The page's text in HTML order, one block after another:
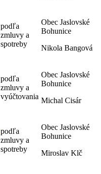
podľa
zmluvy a
spotreby
Obec Jaslovské
Bohunice
Nikola Bangová
podľa
zmluvy a
vyúčtovania
Obec Jaslovské
Bohunice
Michal Cisár
podľa
zmluvy a
spotreby
Obec Jaslovské
Bohunice
Miroslav Klč